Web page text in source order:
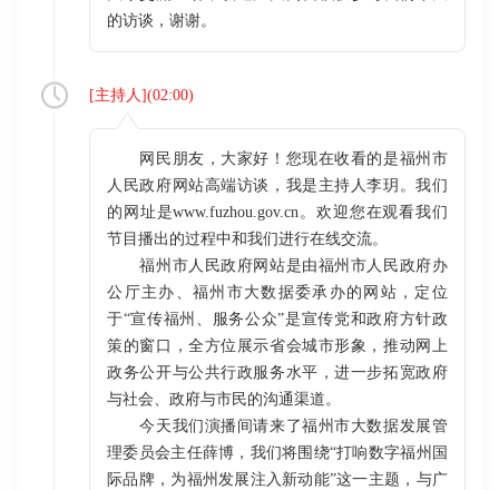
的访谈，谢谢。
[主持人](02:00)
网民朋友，大家好！您现在收看的是福州市
人民政府网站高端访谈，我是主持人李玥。我们
的网址是www.fuzhou.gov.cn。欢迎您在观看我们
节目播出的过程中和我们进行在线交流。
福州市人民政府网站是由福州市人民政府办
公厅主办、福州市大数据委承办的网站，定位
于“宣传福州、服务公众”是宣传党和政府方针政
策的窗口，全方位展示省会城市形象，推动网上
政务公开与公共行政服务水平，进一步拓宽政府
与社会、政府与市民的沟通渠道。
今天我们演播间请来了福州市大数据发展管
理委员会主任薛博，我们将围绕“打响数字福州国
际品牌，为福州发展注入新动能”这一主题，与广